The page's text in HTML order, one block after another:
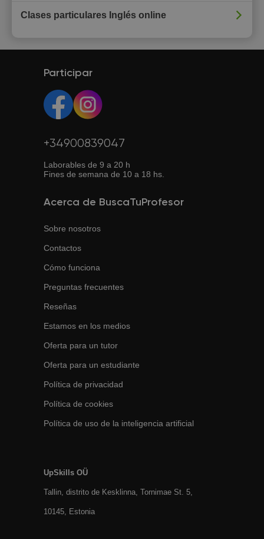
Clases particulares Inglés online
Participar
+34900839047
Laborables de 9 a 20 h
Fines de semana de 10 a 18 hs.
Acerca de BuscaTuProfesor
Sobre nosotros
Contactos
Cómo funciona
Preguntas frecuentes
Reseñas
Estamos en los medios
Oferta para un tutor
Oferta para un estudiante
Política de privacidad
Política de cookies
Política de uso de la inteligencia artificial
UpSkills OÜ
Tallin, distrito de Kesklinna, Tornimаe St. 5,
10145, Estonia